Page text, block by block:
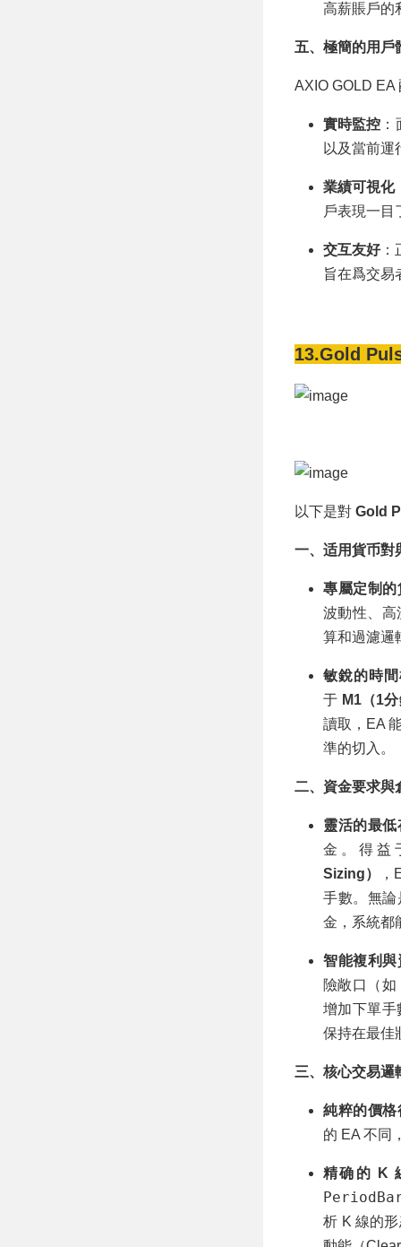
高薪賬戶的
五、極簡的用
AXIO GOLD
實時監控
以及當前運
業績可視化
戶表現一目
交互友好：
旨在爲交易
13.Gold
以下是對 Gold
一、适用貨币對
專屬定制的
波動性、高
算和過濾邏
敏銳的時
于 M1（1
讀取，EA
準的切入。
二、資金要求與
靈活的最
金。得益
Sizing）
手數。無
金，系統都
智能複利與
險敞口（如
增加下單手
保持在最佳
三、核心交易邏
純粹的價
的 EA 不同
精确的 K
析 K 線的